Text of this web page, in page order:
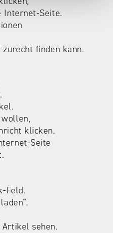
Internet-Seite.
finden kann.
klicken.
Seite
Feld.
sehen.